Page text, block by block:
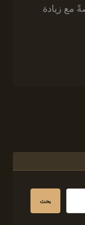
مع زيادة